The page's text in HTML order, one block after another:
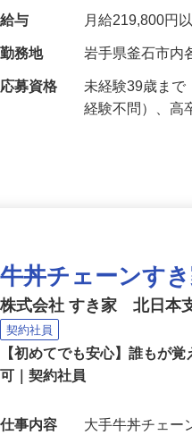
ステムは、ト
給与 月給219,800円
勤務地 岩手県釜石市
未経験39歳ま
牛丼チェーンす
株式会社 すき家 北日本
契約社員
【初めてでも安心】誰もが